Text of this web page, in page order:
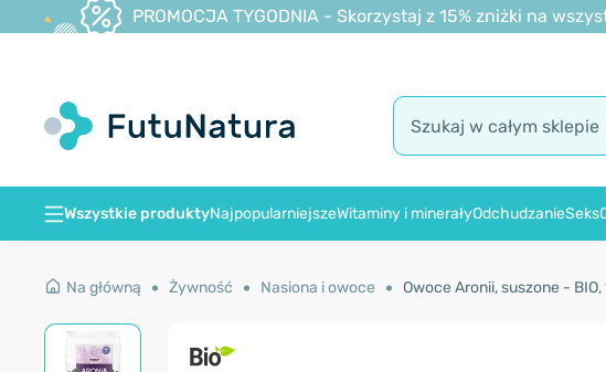
PROMOCJA TYGODNIA - Skorzystaj z 15% zniżki na
Wszystkie produktyNajpopularniejszeWitaminy i minerałyOdchudzanieSeks
Na główną Żywność Nasiona i owoce Owoce Aronii, suszone - BIO,